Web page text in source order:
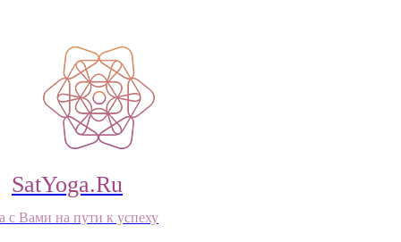
SatYoga.Ru
с Вами на пути к успеху